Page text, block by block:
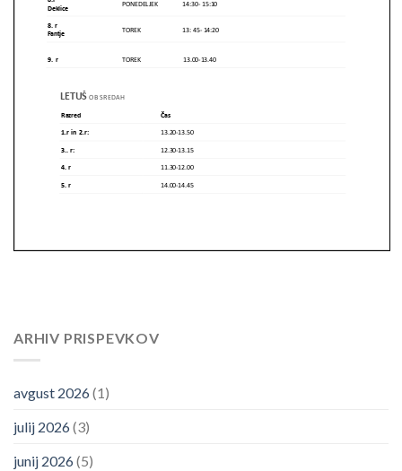
ARHIV PRISPEVKOV
avgust 2026(1)
julij 2026(3)
junij 2026(5)